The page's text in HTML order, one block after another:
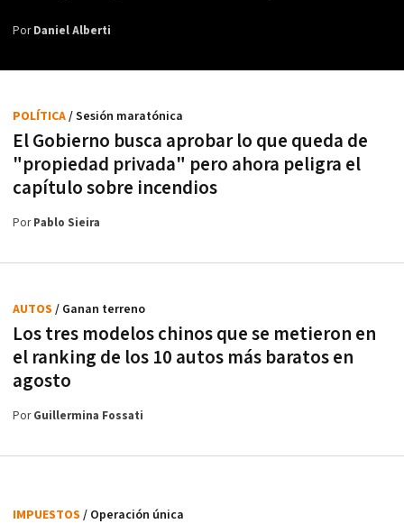
PorDaniel Alberti
El Gobierno busca aprobar lo que queda de
"propiedad privada" pero ahora peligra el
capítulo sobre incendios
POLÍTICA/ Sesión maratónica
PorPablo Sieira
Los tres modelos chinos que se metieron en
el ranking de los 10 autos más baratos en
agosto
AUTOS / Ganan terreno
PorGuillermina Fossati
IMPUESTOS / Operación única